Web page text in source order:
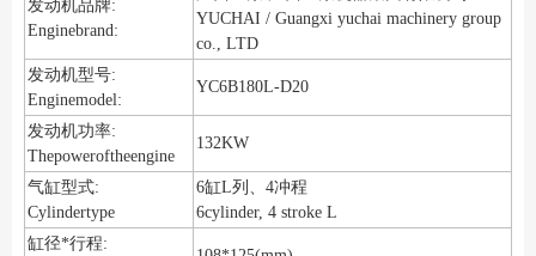
发动机品牌:
Enginebrand:
YUCHAI / Guangxi yuchai machinery group
co., LTD
发动机型号:
Enginemodel:
YC6B180L-D20
发动机功率:
Thepoweroftheengine
132KW
气缸型式:
Cylindertype
6缸L列、4冲程
6cylinder, 4 stroke L
缸径*行程: